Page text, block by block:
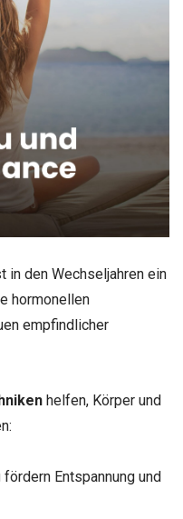
den Wechseljahren ein
hormonellen
empfindlicher
helfen, Körper und
Entspannung und